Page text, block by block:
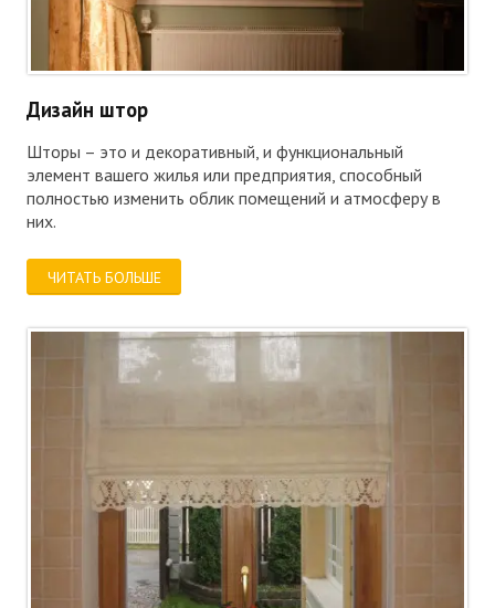
Дизайн штор
Шторы – это и декоративный, и функциональный
элемент вашего жилья или предприятия, способный
полностью изменить облик помещений и атмосферу в
них.
ЧИТАТЬ БОЛЬШЕ